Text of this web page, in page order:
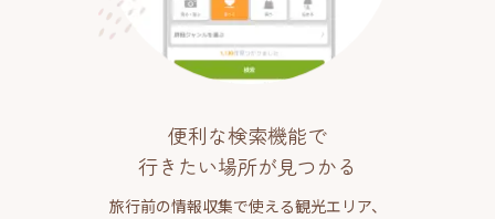
便利な検索機能で
行きたい場所が見つかる
旅行前の情報収集で使える観光エリア、